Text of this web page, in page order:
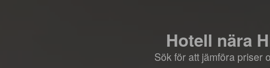
Hotell nära
Sök för att jämföra priser